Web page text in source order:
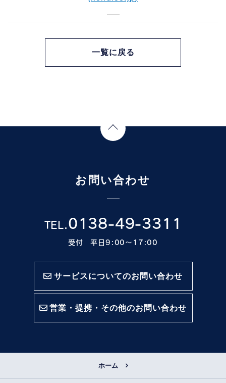
一覧に戻る
お問い合わせ
TEL.0138-49-3311
受付 平日9:00〜17:00
サービスについてのお問い合わせ
営業・提携・その他のお問い合わせ
ホーム